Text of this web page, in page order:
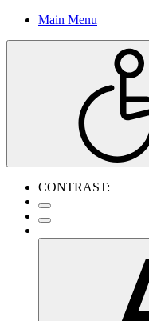
Main Menu
CONTRAST: